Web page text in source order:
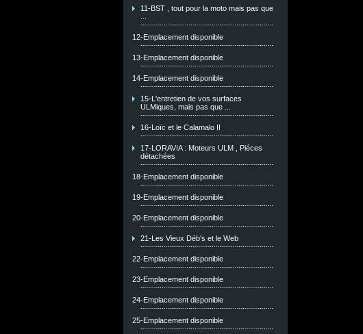
11-BST , tout pour la moto mais pas que
12-Emplacement disponible
13-Emplacement disponible
14-Emplacement disponible
15-L'entretien de vos surfaces
ULMiques, mais pas que ...
16-Loïc et le Calamalo II
17-LORAVIA : Moteurs ULM , Piéces
détachées
18-Emplacement disponible
19-Emplacement disponible
20-Emplacement disponible
21-Les Vieux Déb's et le Web
22-Emplacement disponible
23-Emplacement disponible
24-Emplacement disponible
25-Emplacement disponible